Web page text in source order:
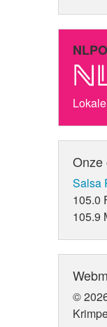
NLPO
Onze
Salsa
105.0
105.9
©